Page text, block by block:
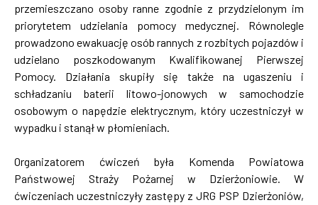
przemieszczano osoby ranne zgodnie z przydzielonym im
priorytetem udzielania pomocy medycznej. Równolegle
prowadzono ewakuację osób rannych z rozbitych pojazdów i
udzielano poszkodowanym Kwalifikowanej Pierwszej
Pomocy. Działania skupiły się także na ugaszeniu i
schładzaniu baterii litowo-jonowych w samochodzie
osobowym o napędzie elektrycznym, który uczestniczył w
wypadku i stanął w płomieniach.
Organizatorem ćwiczeń była Komenda Powiatowa
Państwowej Straży Pożarnej w Dzierżoniowie. W
ćwiczeniach uczestniczyły zastępy z JRG PSP Dzierżoniów,